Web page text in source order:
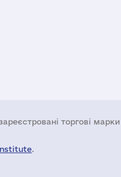
торгові
Institute.